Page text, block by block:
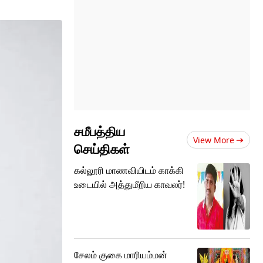
சமீபத்திய
செய்திகள்
View More
கல்லூரி மாணவியிடம் காக்கி
உடையில் அத்துமீறிய காவலர்!
சேலம் குகை மாரியம்மன்